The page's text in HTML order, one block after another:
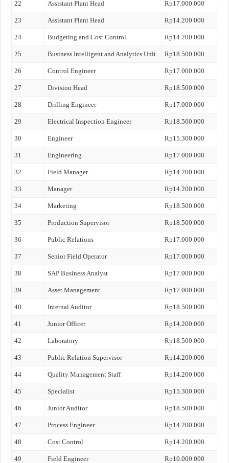
22 Assistant Plant Head Rp17.000.000
23 Assistant Plant Head Rp14.200.000
24 Budgeting and Cost Control Rp14.200.000
25 Business Intelligent and Analytics Unit Rp18.500.000
26 Control Engineer Rp17.000.000
27 Division Head Rp18.500.000
28 Drilling Engineer Rp17.000.000
29 Electrical Inspection Engineer Rp18.500.000
30 Engineer Rp15.300.000
31 Engineering Rp17.000.000
32 Field Manager Rp14.200.000
33 Manager Rp14.200.000
34 Marketing Rp18.500.000
35 Production Supervisor Rp18.500.000
36 Public Relations Rp17.000.000
37 Senior Field Operator Rp17.000.000
38 SAP Business Analyst Rp17.000.000
39 Asset Management Rp17.000.000
40 Internal Auditor Rp18.500.000
41 Junior Officer Rp14.200.000
42 Laboratory Rp18.500.000
43 Public Relation Supervisor Rp14.200.000
44 Quality Management Staff Rp14.200.000
45 Specialist Rp15.300.000
46 Junior Auditor Rp18.500.000
47 Process Engineer Rp14.200.000
48 Cost Control Rp14.200.000
49 Field Engineer Rp10.000.000